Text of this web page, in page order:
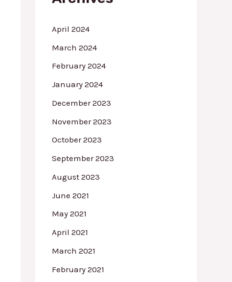
April 2024
March 2024
February 2024
January 2024
December 2023
November 2023
October 2023
September 2023
August 2023
June 2021
May 2021
April 2021
March 2021
February 2021